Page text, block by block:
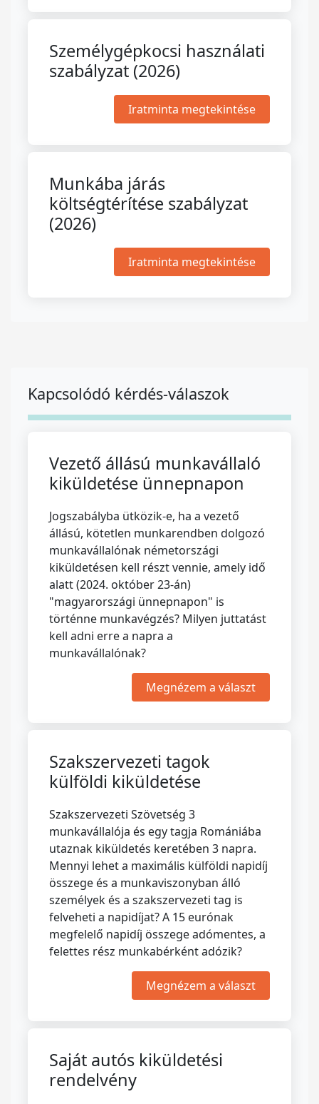
Személygépkocsi használati
szabályzat (2026)
Iratminta megtekintése
Munkába járás
költségtérítése szabályzat
(2026)
Iratminta megtekintése
Kapcsolódó kérdés-válaszok
Vezető állású munkavállaló
kiküldetése ünnepnapon
Jogszabályba ütközik-e, ha a vezető
állású, kötetlen munkarendben dolgozó
munkavállalónak németországi
kiküldetésen kell részt vennie, amely idő
alatt (2024. október 23-án)
"magyarországi ünnepnapon" is
történne munkavégzés? Milyen juttatást
kell adni erre a napra a
munkavállalónak?
Megnézem a választ
Szakszervezeti tagok
külföldi kiküldetése
Szakszervezeti Szövetség 3
munkavállalója és egy tagja Romániába
utaznak kiküldetés keretében 3 napra.
Mennyi lehet a maximális külföldi napidíj
összege és a munkaviszonyban álló
személyek és a szakszervezeti tag is
felveheti a napidíjat? A 15 eurónak
megfelelő napidíj összege adómentes, a
felettes rész munkabérként adózik?
Megnézem a választ
Saját autós kiküldetési
rendelvény